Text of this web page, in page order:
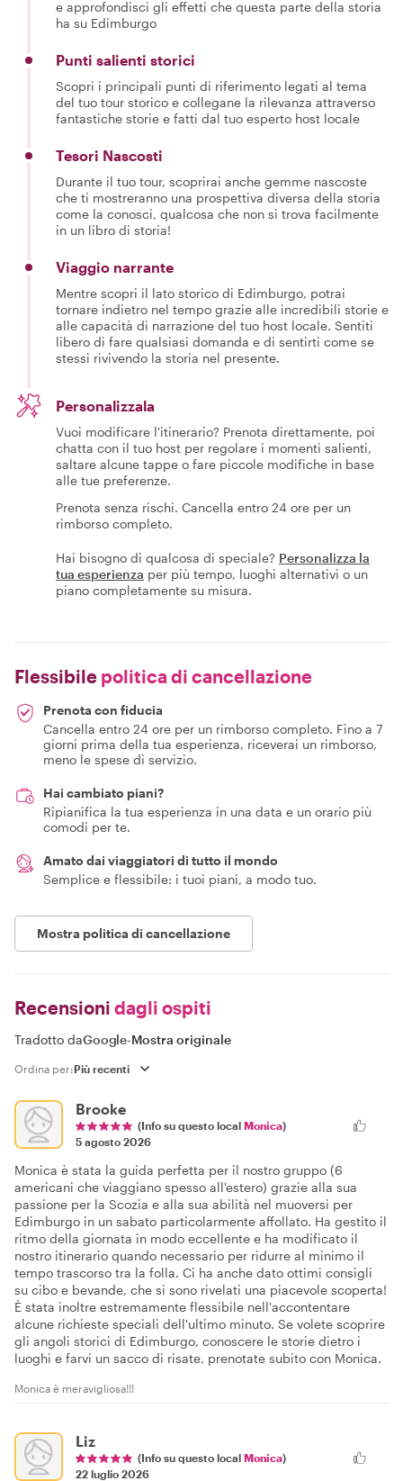
e approfondisci gli effetti che questa parte della storia
ha su Edimburgo
Punti salienti storici
Scopri i principali punti di riferimento legati al tema
del tuo tour storico e collegane la rilevanza attraverso
fantastiche storie e fatti dal tuo esperto host locale
Tesori Nascosti
Durante il tuo tour, scoprirai anche gemme nascoste
che ti mostreranno una prospettiva diversa della storia
come la conosci, qualcosa che non si trova facilmente
in un libro di storia!
Viaggio narrante
Mentre scopri il lato storico di Edimburgo, potrai
tornare indietro nel tempo grazie alle incredibili storie e
alle capacità di narrazione del tuo host locale. Sentiti
libero di fare qualsiasi domanda e di sentirti come se
stessi rivivendo la storia nel presente.
Personalizzala
Vuoi modificare l'itinerario? Prenota direttamente, poi
chatta con il tuo host per regolare i momenti salienti,
saltare alcune tappe o fare piccole modifiche in base
alle tue preferenze.
Prenota senza rischi. Cancella entro 24 ore per un
rimborso completo.
Hai bisogno di qualcosa di speciale? Personalizza la
tua esperienza per più tempo, luoghi alternativi o un
piano completamente su misura.
Flessibile politica di cancellazione
Prenota con fiducia
Cancella entro 24 ore per un rimborso completo. Fino a 7
giorni prima della tua esperienza, riceverai un rimborso,
meno le spese di servizio.
Hai cambiato piani?
Ripianifica la tua esperienza in una data e un orario più
comodi per te.
Amato dai viaggiatori di tutto il mondo
Semplice e flessibile: i tuoi piani, a modo tuo.
Mostra politica di cancellazione
Recensioni dagli ospiti
Tradotto daGoogle-Mostra originale
Ordina per:
Brooke
(Info su questo local Monica)
5 agosto 2026
Monica è stata la guida perfetta per il nostro gruppo (6
americani che viaggiano spesso all'estero) grazie alla sua
passione per la Scozia e alla sua abilità nel muoversi per
Edimburgo in un sabato particolarmente affollato. Ha gestito il
ritmo della giornata in modo eccellente e ha modificato il
nostro itinerario quando necessario per ridurre al minimo il
tempo trascorso tra la folla. Ci ha anche dato ottimi consigli
su cibo e bevande, che si sono rivelati una piacevole scoperta!
È stata inoltre estremamente flessibile nell'accontentare
alcune richieste speciali dell'ultimo minuto. Se volete scoprire
gli angoli storici di Edimburgo, conoscere le storie dietro i
luoghi e farvi un sacco di risate, prenotate subito con Monica.
Monica è meravigliosa!!!
Liz
(Info su questo local Monica)
22 luglio 2026